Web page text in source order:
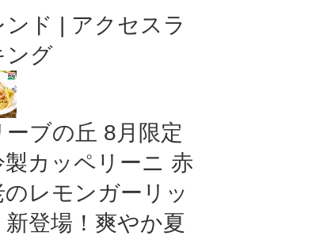
ンド | アクセスラ
ング
ーブの丘 8月限定
製カッペリーニ 赤
のレモンガーリッ
新登場！爽やか夏